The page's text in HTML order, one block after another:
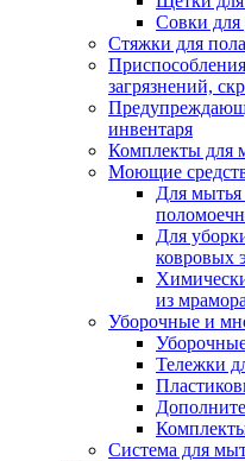
Совки для
Стяжки для пола
загрязнений,
инвентаря
Комплекты для
Моющие
Для мытья
Для
ковровых
из
Уборочные и
Тележки
Система для